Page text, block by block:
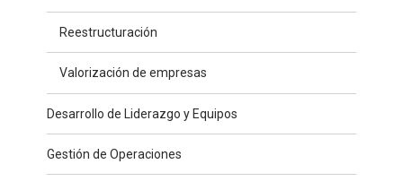
Reestructuración
Valorización de empresas
Desarrollo de Liderazgo y Equipos
Gestión de Operaciones